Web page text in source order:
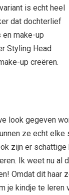
is echt heel
dat dochterlief
make-up
Styling Head
up creëren.
look gegeven
ze echt
zijn er schattige
Ik weet nu al
Omdat dit haar
je kindje te leren